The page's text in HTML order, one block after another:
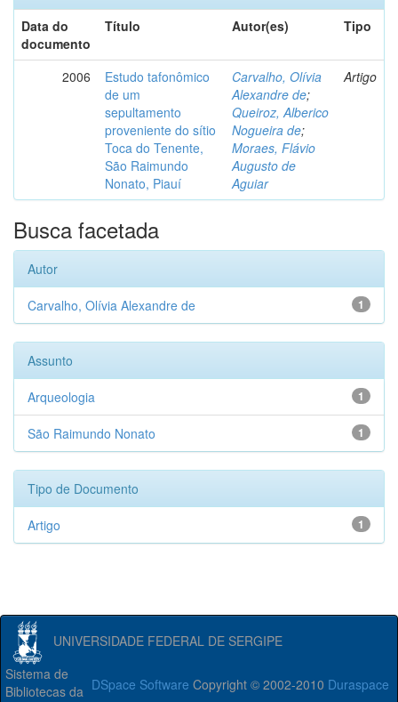
Data do
documento
Título Autor(es) Tipo
2006
Estudo tafonômico
de um
sepultamento
proveniente do sítio
Toca do Tenente,
São Raimundo
Nonato, Piauí
Carvalho, Olívia
Alexandre de;
Queiroz, Alberico
Nogueira de;
Moraes, Flávio
Augusto de
Aguiar
Artigo
Busca facetada
Autor
1
Carvalho, Olívia Alexandre de
Assunto
1
Arqueologia
1
São Raimundo Nonato
Tipo de Documento
1
Artigo
UNIVERSIDADE FEDERAL DE SERGIPE
DSpace Software Copyright © 2002-2010 Duraspace
Sistema de
Bibliotecas da